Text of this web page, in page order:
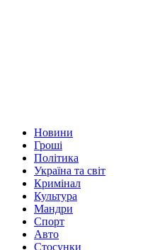
Новини
Гроші
Політика
Україна та світ
Кримінал
Культура
Мандри
Спорт
Авто
Стосунки